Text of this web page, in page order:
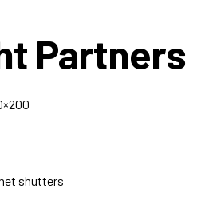
Partners
shutters